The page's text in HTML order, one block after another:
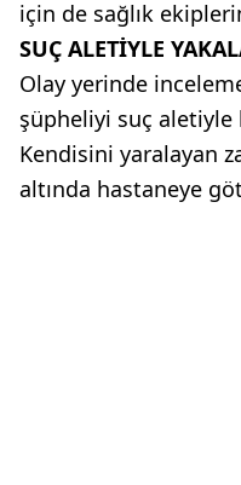
için de sağlık
SUÇ ALETİYLE
Olay yerinde
şüpheliyi suç aletiyle
Kendisini yaralayan
altında hastaneye